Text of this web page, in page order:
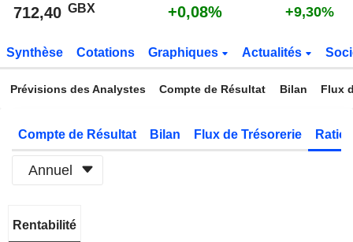
712,40 GBX +0,08% +9,30%
Synthèse Cotations Graphiques Actualités
Prévisions des Analystes Compte de Résultat Bilan Flux
Compte de Résultat Bilan Flux de Trésorerie
Annuel
Fiscale:
Rentabilité